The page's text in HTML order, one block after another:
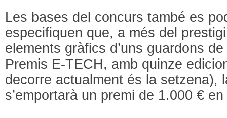
Les bases del concurs també es
especifiquen que, a més del
elements gràfics d’uns guardons
Premis E-TECH, amb quinze
decorre actualment és la setzena),
s’emportarà un premi de 1.000 € en